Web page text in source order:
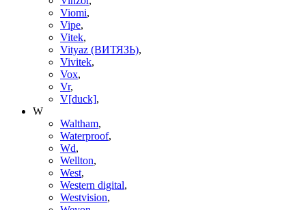
Viomi,
Vipe,
Vitek,
Vityaz (ВИТЯЗЬ),
Vivitek,
Vox,
Vr,
V[duck],
W
Waltham,
Waterproof,
Wd,
Wellton,
West,
Western digital,
Westvision,